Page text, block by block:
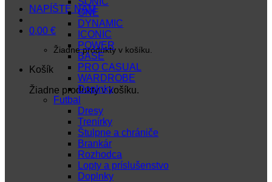
NAPÍŠTE NÁM
0,00 €
Žiadne produkty v košíku.
Košík
Žiadne produkty v košíku.
ONE
DYNAMIC
ICONIC
POWER
BASE
PRO CASUAL
WARDROBE
Doplnky
Futbal
Dresy
Trenírky
Štulpne a chrániče
Brankár
Rozhodca
Lopty a príslušenstvo
Doplnky